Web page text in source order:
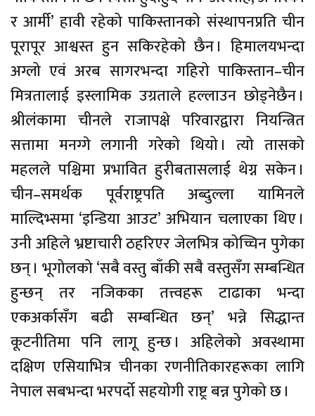
र आर्मी’ हावी रहेको पाकिस्तानको संस्थापनप्रति चीन
पूरापूर आश्वस्त हुन सकिरहेको छैन । हिमालयभन्दा
अग्लो एवं अरब सागरभन्दा गहिरो पाकिस्तान–चीन
मित्रतालाई इस्लामिक उग्रताले हल्लाउन छोड्नेछैन ।
श्रीलंकामा चीनले राजापक्षे परिवारद्वारा नियन्त्रित
सत्तामा मनग्गे लगानी गरेको थियो । त्यो तासको
महलले पश्चिमा प्रभावित हुरीबतासलाई थेग्न सकेन ।
चीन–समर्थक पूर्वराष्ट्रपति अब्दुल्ला यामिनले
माल्दिभ्समा ‘इन्डिया आउट’ अभियान चलाएका थिए ।
उनी अहिले भ्रष्टाचारी ठहरिएर जेलभित्र कोच्चिन पुगेका
छन् । भूगोलको ‘सबै वस्तु बाँकी सबै वस्तुसँग सम्बन्धित
हुन्छन् तर नजिकका तत्त्वहरू टाढाका भन्दा
एकअर्कासँग बढी सम्बन्धित छन्’ भन्ने सिद्धान्त
कूटनीतिमा पनि लागू हुन्छ । अहिलेको अवस्थामा
दक्षिण एसियाभित्र चीनका रणनीतिकारहरूका लागि
नेपाल सबभन्दा भरपर्दो सहयोगी राष्ट्र बन्न पुगेको छ ।